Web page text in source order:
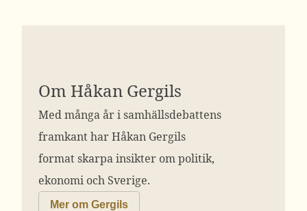
Om Håkan Gergils
Med många år i samhällsdebattens
framkant har Håkan Gergils
format skarpa insikter om politik,
ekonomi och Sverige.
Mer om Gergils